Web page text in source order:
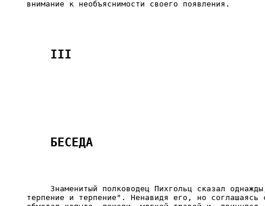
Знаменитый полководец Пихгольц сказал
терпение и терпение". Ненавидя его, но